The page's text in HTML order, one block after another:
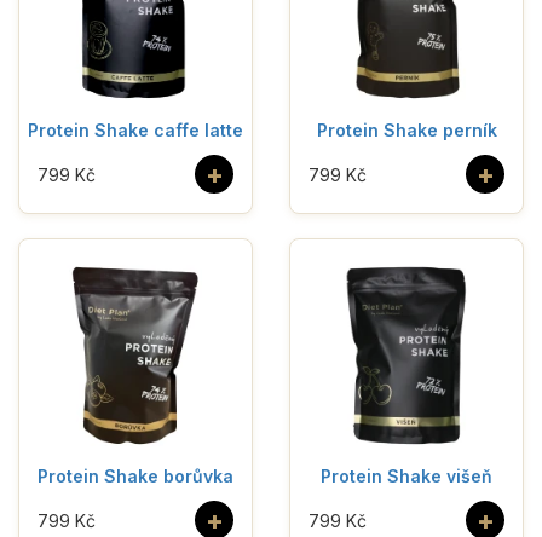
Protein Shake caffe latte
+
799 Kč
Protein Shake perník
+
799 Kč
Protein Shake borůvka
+
799 Kč
Protein Shake višeň
+
799 Kč